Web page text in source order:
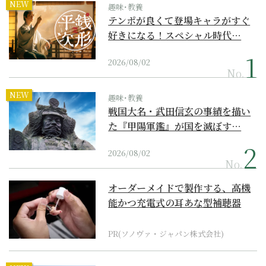
NEW 趣味･教養
テンポが良くて登場キャラがすぐ
好きになる！スペシャル時代…
2026/08/02
No.
NEW 趣味･教養
戦国大名・武田信玄の事績を描い
た『甲陽軍鑑』が国を滅ぼす…
2026/08/02
No.
オーダーメイドで製作する、高機
能かつ充電式の耳あな型補聴器
PR(ソノヴァ・ジャパン株式会社)